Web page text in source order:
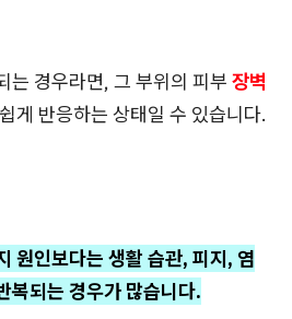
는 경우라면, 그 부위의 피부 장벽
게 반응하는 상태일 수 있습니다.
원인보다는 생활 습관, 피지, 염
복되는 경우가 많습니다.